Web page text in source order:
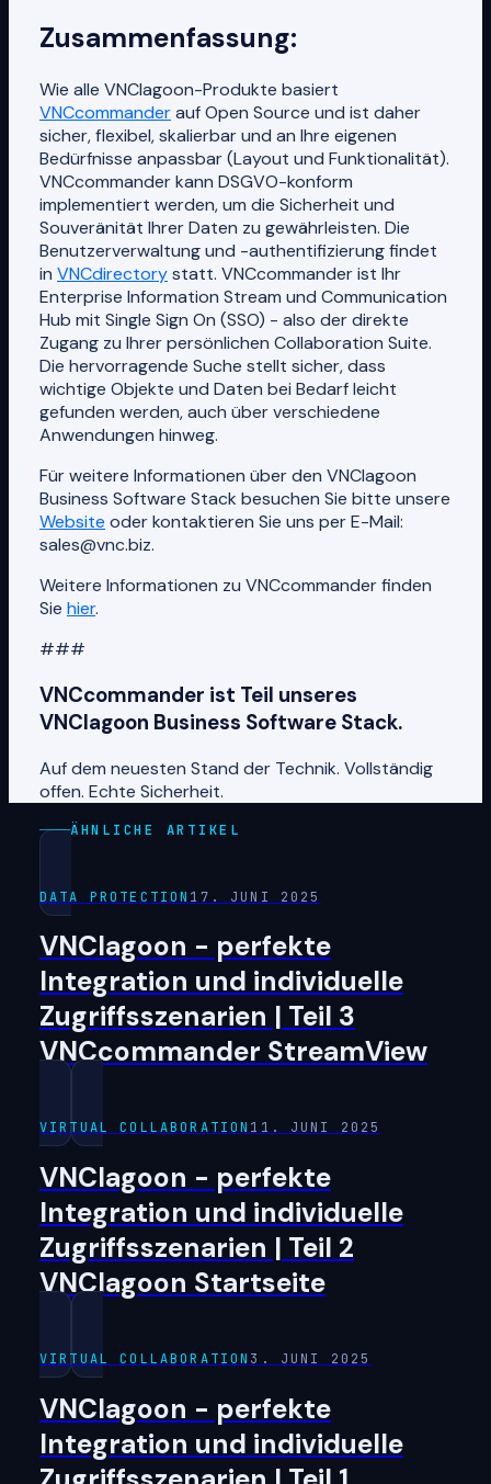
Zusammenfassung:
Wie alle VNClagoon-Produkte basiert
VNCcommanderauf Open Source und ist daher
sicher, flexibel, skalierbar und an Ihre eigenen
Bedürfnisse anpassbar (Layout und Funktionalität).
VNCcommander kann DSGVO-konform
implementiert werden, um die Sicherheit und
Souveränität Ihrer Daten zu gewährleisten. Die
Benutzerverwaltung und -authentifizierung findet
in VNCdirectorystatt. VNCcommander ist Ihr
Enterprise Information Stream und Communication
Hub mit Single Sign On (SSO) - also der direkte
Zugang zu Ihrer persönlichen Collaboration Suite.
Die hervorragende Suche stellt sicher, dass
wichtige Objekte und Daten bei Bedarf leicht
gefunden werden, auch über verschiedene
Anwendungen hinweg.
Für weitere Informationen über den VNClagoon
Business Software Stack besuchen Sie bitte unsere
Website oder kontaktieren Sie uns per E-Mail:
sales@vnc.biz.
Weitere Informationen zu VNCcommander finden
Sie hier.
###
VNCcommander ist Teil unseres
VNClagoon Business Software Stack.
Auf dem neuesten Stand der Technik. Vollständig
offen. Echte Sicherheit.
ÄHNLICHE ARTIKEL
DATA PROTECTION 17. JUNI 2025
VNClagoon - perfekte
Integration und individuelle
Zugriffsszenarien | Teil 3
VNCcommander StreamView
VIRTUAL COLLABORATION 11. JUNI 2025
VNClagoon - perfekte
Integration und individuelle
Zugriffsszenarien | Teil 2
VNClagoon Startseite
VIRTUAL COLLABORATION 3. JUNI 2025
VNClagoon - perfekte
Integration und individuelle